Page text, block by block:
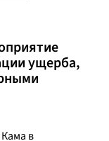
ущерба,
в